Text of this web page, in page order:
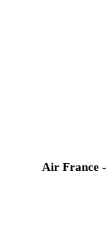
Air France -